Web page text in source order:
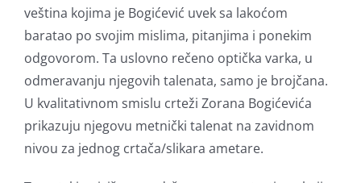
veština kojima je Bogićević uvek sa lakoćom
baratao po svojim mislima, pitanjima i ponekim
odgovorom. Ta uslovno rečeno optička varka, u
odmeravanju njegovih talenata, samo je brojčana.
U kvalitativnom smislu crteži Zorana Bogićevića
prikazuju njegovu metnički talenat na zavidnom
nivou za jednog crtača/slikara ametare.